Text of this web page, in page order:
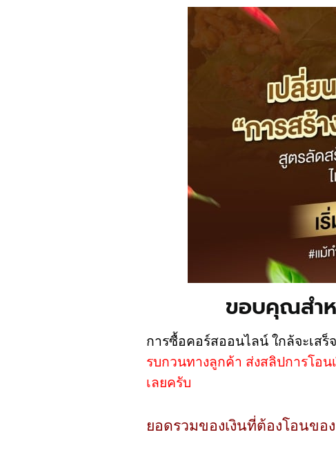
ขอบคุณสำ
การซื้อคอร์สออนไลน์ ใกล้จะเส
รบกวนทางลูกค้า ส่งสลิปการโอน
เลยครับ
ยอดรวมของเงินที่ต้องโอนขอ